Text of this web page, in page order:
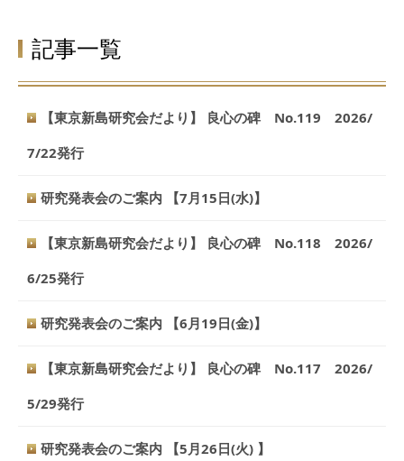
記事一覧
【東京新島研究会だより】 良心の碑 No.119 2026/
7/22発行
研究発表会のご案内 【7月15日(水)】
【東京新島研究会だより】 良心の碑 No.118 2026/
6/25発行
研究発表会のご案内 【6月19日(金)】
【東京新島研究会だより】 良心の碑 No.117 2026/
5/29発行
研究発表会のご案内 【5月26日(火) 】